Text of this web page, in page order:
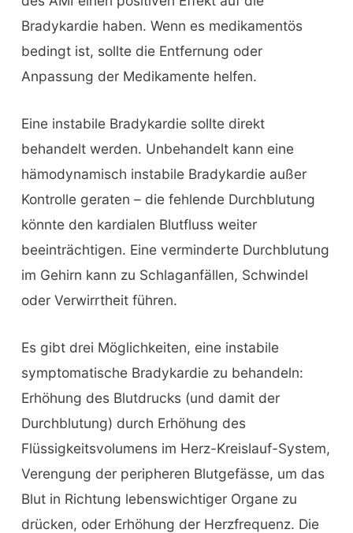
Bradykardie haben. Wenn es medikamentös
bedingt ist, sollte die Entfernung oder
Anpassung der Medikamente helfen.
Eine instabile Bradykardie sollte direkt
behandelt werden. Unbehandelt kann eine
hämodynamisch instabile Bradykardie außer
Kontrolle geraten – die fehlende Durchblutung
könnte den kardialen Blutfluss weiter
beeinträchtigen. Eine verminderte Durchblutung
im Gehirn kann zu Schlaganfällen, Schwindel
oder Verwirrtheit führen.
Es gibt drei Möglichkeiten, eine instabile
symptomatische Bradykardie zu behandeln:
Erhöhung des Blutdrucks (und damit der
Durchblutung) durch Erhöhung des
Flüssigkeitsvolumens im Herz-Kreislauf-System,
Verengung der peripheren Blutgefässe, um das
Blut in Richtung lebenswichtiger Organe zu
drücken, oder Erhöhung der Herzfrequenz. Die